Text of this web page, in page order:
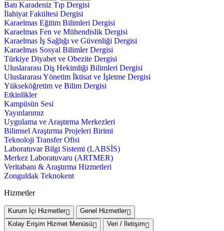
Batı Karadeniz Tıp Dergisi
İlahiyat Fakültesi Dergisi
Karaelmas Eğitim Bilimleri Dergisi
Karaelmas Fen ve Mühendislik Dergisi
Karaelmas İş Sağlığı ve Güvenliği Dergisi
Karaelmas Sosyal Bilimler Dergisi
Türkiye Diyabet ve Obezite Dergisi
Uluslararası Diş Hekimliği Bilimleri Dergisi
Uluslararası Yönetim İktisat ve İşletme Dergisi
Yükseköğretim ve Bilim Dergisi
Etkinlikler
Kampüsün Sesi
Yayınlarımız
Uygulama ve Araştırma Merkezleri
Bilimsel Araştırma Projeleri Birimi
Teknoloji Transfer Ofisi
Laboratuvar Bilgi Sistemi (LABSİS)
Merkez Laboratuvaru (ARTMER)
Veritabanı & Araştırma Hizmetleri
Zonguldak Teknokent
Hizmetler
Kurum İçi Hizmetler
Genel Hizmetler
Kolay Erişim Hizmet Menüsü
Veri / İletişim